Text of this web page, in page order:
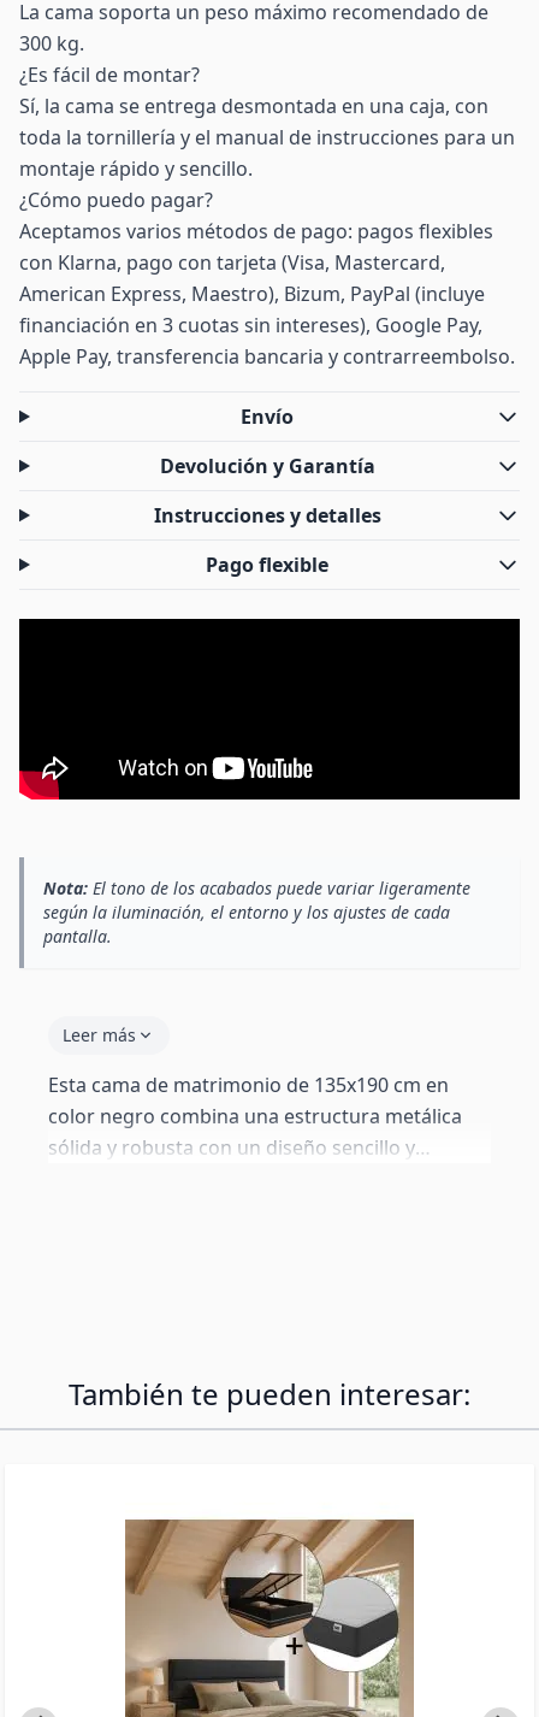
La cama soporta un peso máximo recomendado de
300 kg.
¿Es fácil de montar?
Sí, la cama se entrega desmontada en una caja, con
toda la tornillería y el manual de instrucciones para un
montaje rápido y sencillo.
¿Cómo puedo pagar?
Aceptamos varios métodos de pago: pagos flexibles
con Klarna, pago con tarjeta (Visa, Mastercard,
American Express, Maestro), Bizum, PayPal (incluye
financiación en 3 cuotas sin intereses), Google Pay,
Apple Pay, transferencia bancaria y contrarreembolso.
Envío
Devolución y Garantía
Instrucciones y detalles
Pago flexible
Nota: El tono de los acabados puede variar ligeramente
según la iluminación, el entorno y los ajustes de cada
pantalla.
Leer más
Esta cama de matrimonio de 135x190 cm en
color negro combina una estructura metálica
sólida y robusta con un diseño sencillo y
También te pueden interesar: